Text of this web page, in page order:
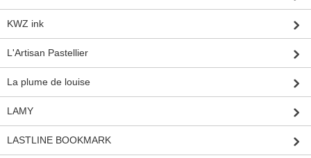
KWZ ink
L'Artisan Pastellier
La plume de louise
LAMY
LASTLINE BOOKMARK